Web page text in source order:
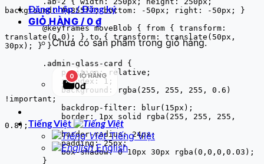
Đăng nhập / Đăng ký
GIỎ HÀNG / 0 ₫
Chưa có sản phẩm trong giỏ hàng.
0 GIỎ HÀNG
0đ
Tiếng Việt
Tiếng Việt
English
background: #a855f7; bottom: -50px; right: -50px; }
        @keyframes moveBlob { from { transform:
translate(0,0); } to { transform: translate(50px,
30px); } }
            z-index: 1;
            background: rgba(255, 255, 255, 0.6)
!important;
            border: 1px solid rgba(255, 255, 255,
0.8);
            border-radius: 24px;
            padding: 25px;
            box-shadow: 0 10px 30px rgba(0,0,0,0.03);